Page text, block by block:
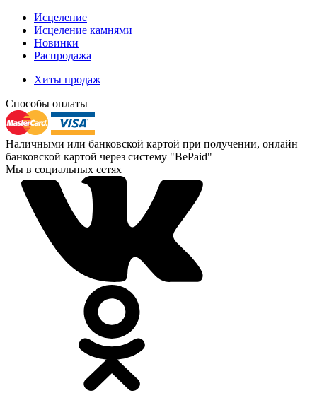
Исцеление
Исцеление камнями
Новинки
Распродажа
Хиты продаж
Способы оплаты
Наличными или банковской картой при получении, онлайн
банковской картой через систему "BePaid"
Мы в социальных сетях